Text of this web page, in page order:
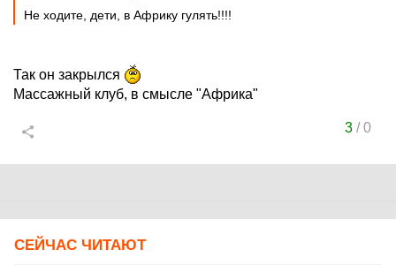
Не ходите, дети, в Африку гулять!!!!
Так он закрылся
Массажный клуб, в смысле "Африка"
3/0
СЕЙЧАС ЧИТАЮТ